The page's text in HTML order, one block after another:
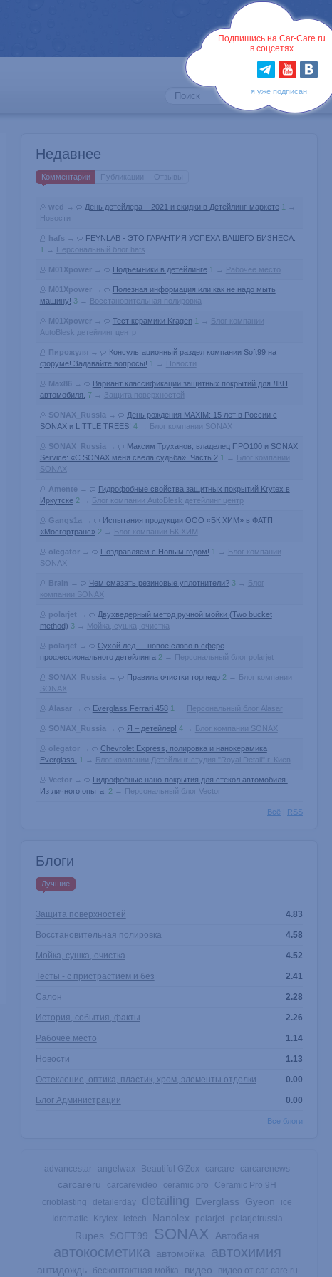
Подпишись на Car-Care.ru
в соцсетях
я уже подписан
Недавнее
Комментарии Публикации Отзывы
wed → День детейлера – 2021 и скидки в Детейлинг-маркете 1
→
Новости
hafs →
FEYNLAB - ЭТО ГАРАНТИЯ УСПЕХА ВАШЕГО БИЗНЕСА.
1
→ Персональный блог hafs
M01Xpower→ Подъемники в детейлинге 1 → Рабочее место
M01Xpower→
Полезная информация или как не надо мыть
машину! 3→ Восстановительная полировка
M01Xpower→ Тест керамики Kragen 1 → Блог компании
AutoBlesk детейлинг центр
Пирожуля →
Консультационный раздел компании Soft99 на
форуме! Задавайте вопросы! 1 → Новости
Max86 →
Вариант классификации защитных покрытий для ЛКП
автомобиля.
7→ Защита поверхностей
SONAX_Russia →
День рождения MAXIM: 15 лет в России с
SONAX и LITTLE TREES! 4→ Блог компании SONAX
SONAX_Russia →
Максим Труханов, владелец ПРО100 и SONAX
Service: «С SONAX меня свела судьба». Часть 2 1 → Блог компании
SONAX
Amente →
Гидрофобные свойства защитных покрытий Krytex в
Иркутске 2 → Блог компании AutoBlesk детейлинг центр
Gangs1a →
Испытания продукции ООО «БК ХИМ» в ФАТП
«Мосгортранс» 2 → Блог компании БК ХИМ
olegator→ Поздравляем с Новым годом! 1 → Блог компании
SONAX
Brain → Чем смазать резиновые уплотнители? 3→ Блог
компании SONAX
polarjet →
Двухведерный метод ручной мойки (Two bucket
method) 3→ Мойка, сушка, очистка
polarjet →
Сухой лед — новое слово в сфере
профессионального детейлинга 2 → Персональный блог polarjet
SONAX_Russia → Правила очистки торпедо 2 → Блог компании
SONAX
Alasar→ Everglass Ferrari 458 1 → Персональный блог Alasar
SONAX_Russia → Я – детейлер! 4→ Блог компании SONAX
olegator→
Chevrolet Express, полировка и нанокерамика
Everglass.
1 → Блог компании Детейлинг-студия "Royal Detail" г. Киев
Vector→
Гидрофобные нано-покрытия для стекол автомобиля.
Из личного опыта.
2 → Персональный блог Vector
Всё | RSS
Блоги
Лучшие
4.83
Защита поверхностей
4.58
Восстановительная полировка
4.52
Мойка, сушка, очистка
2.41
Тесты - с пристрастием и без
2.28
Салон
2.26
История, события, факты
1.14
Рабочее место
1.13
Новости
0.00
Остекление, оптика, пластик, хром, элементы отделки
0.00
Блог Администрации
Все блоги
advancestar angelwax Beautiful G'Zox carcare carcarenews
carcareru carcarevideo ceramic pro
Ceramic Pro 9H
crioblasting
detailerday detailing Everglass Gyeon
ice
Idromatic
Krytex letech Nanolex polarjet polarjetrussia
Rupes SOFT99 SONAX Автобаня
автокосметика автомойка автохимия
антидождь бесконтактная мойка видео
видео от car-care.ru